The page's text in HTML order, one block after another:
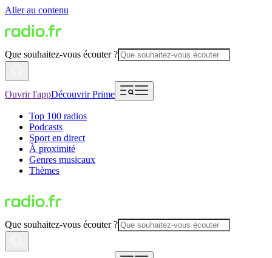
Aller au contenu
Que souhaitez-vous écouter ?
Ouvrir l'appDécouvrir Prime
Top 100 radios
Podcasts
Sport en direct
À proximité
Genres musicaux
Thèmes
Que souhaitez-vous écouter ?